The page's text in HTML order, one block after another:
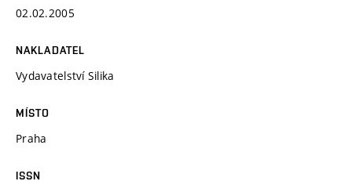
02.02.2005
NAKLADATEL
Vydavatelství Silika
MÍSTO
Praha
ISSN